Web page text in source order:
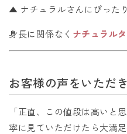
▲ ナチュラルさんにぴった
身長に関係なく ナチュラル
お客様の声をいただ
「正直、この値段は高いと
寧に見ていただけたら大満